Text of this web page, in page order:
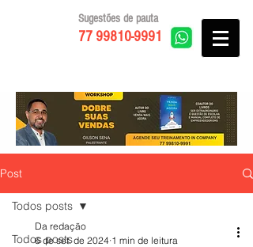
77 99810-9991
Sugestões de pauta
Post
Todos posts
Todos posts
Da redação
6 de set. de 2024 1 min de leitura